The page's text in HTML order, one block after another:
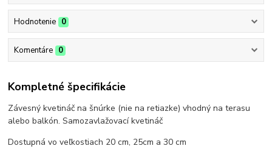
Hodnotenie 0
Komentáre 0
Kompletné špecifikácie
Závesný kvetináč na šnúrke (nie na retiazke) vhodný na terasu
alebo balkón. Samozavlažovací kvetináč
Dostupná vo veľkostiach 20 cm, 25cm a 30 cm